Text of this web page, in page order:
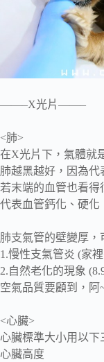
——–X光片——–
<肺>
在X光片下，氣體就
肺越黑越好，因為代
若末端的血管也看得
代表血管鈣化、硬化
肺支氣管的壁變厚，
1.慢性支氣管炎 (家
2.自然老化的現象
空氣品質要顧到，阿
<心臟>
心臟標準大小用以下
心臟高度